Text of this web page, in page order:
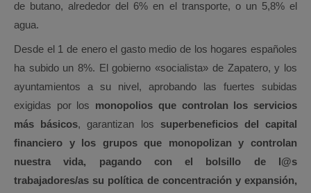
de butano, alrededor del 6% en el transporte, o un 5,8% el
agua.
Desde el 1 de enero el gasto medio de los hogares españoles
ha subido un 8%. El gobierno «socialista» de Zapatero, y los
ayuntamientos a su nivel, aprobando las fuertes subidas
exigidas por los monopolios que controlan los servicios
más básicos, garantizan los superbeneficios del capital
financiero y los grupos que monopolizan y controlan
nuestra vida, pagando con el bolsillo de l@s
trabajadores/as su política de concentración y expansión,